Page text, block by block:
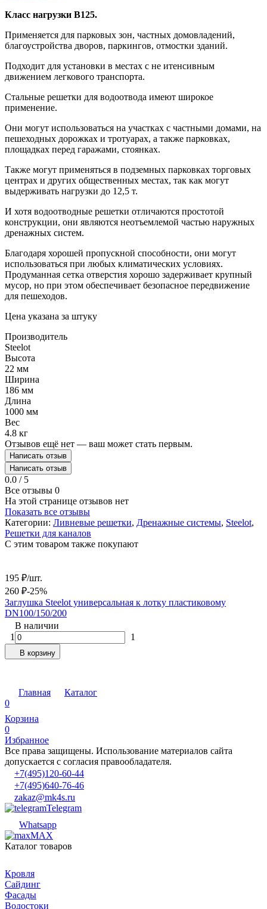
Класс нагрузки В125.
Применяется для парковых зон, частных домовладений,
благоустройства дворов, паркингов, отмостки зданий.
Подходит для установки в местах с не итенсивным
движением легкового транспорта.
Стальные решетки для водоотвода имеют широкое
применение.
Они могут использоваться на участках с частными домами, на
пешеходных дорожках и тротуарах, а также парковках,
площадках перед гаражами, стоянках.
Также могут применяться в подземных парковках торговых
центрах и других общественных местах, так как могут
выдерживать нагрузки до 12,5 т.
И хотя водоотводные решетки отличаются простотой
конструкции, они являются неотъемлемой частью наружных
дренажных систем.
Благодаря хорошей пропускной способности, они могут
использоваться при любых климатических условиях.
Продуманная сетка отверстия хорошо задерживает крупный
мусор, но при этом обеспечивает безопасное передвижение
для пешеходов.
Цена указана за штуку
Производитель
Steelot
Высота
22 мм
Ширина
186 мм
Длина
1000 мм
Вес
4.8 кг
Отзывов ещё нет — ваш может стать первым.
Написать отзыв
Написать отзыв
0.0 / 5
Все отзывы 0
На этой странице отзывов нет
Показать все отзывы
Категории: Ливневые решетки, Дренажные системы, Steelot,
Решетки для каналов
C этим товаром также покупают
195 ₽/шт.
260 ₽-25%
Заглушка Steelot универсальная к лотку пластиковому
DN100/150/200
В наличии
1
1
В корзину
Главная
Каталог
0
Корзина
0
Избранное
Все права защищены. Использование материалов сайта
допускается с согласия правообладателя.
+7(495)120-60-44
+7(495)640-76-46
zakaz@mk4s.ru
Telegram
Whatsapp
MAX
Каталог товаров
Кровля
Сайдинг
Фасады
Водостоки